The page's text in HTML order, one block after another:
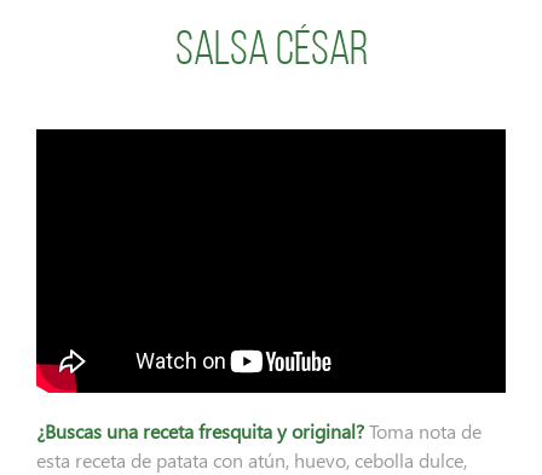
Salsa César
¿Buscas una receta fresquita y original?Toma nota de
esta receta de patata con atún, huevo, cebolla dulce,